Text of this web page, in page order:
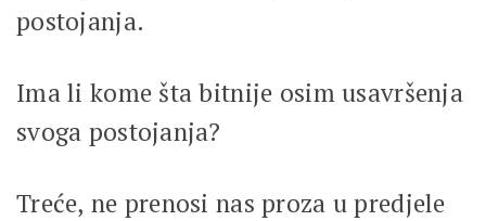
postojanja.
Ima li kome šta bitnije osim usavršenja
svoga postojanja?
Treće, ne prenosi nas proza u predjele